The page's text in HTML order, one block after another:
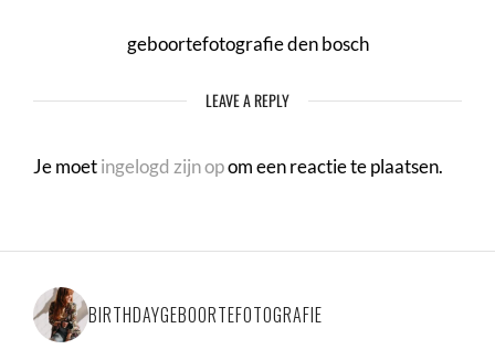
geboortefotografie den bosch
LEAVE A REPLY
Je moetingelogd zijn opom een reactie te plaatsen.
BIRTHDAYGEBOORTEFOTOGRAFIE